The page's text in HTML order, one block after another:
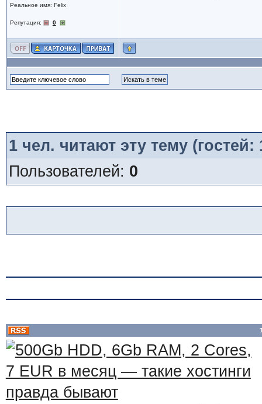
Реальное имя: Felix
Репутация: 0
1чел. читают эту тему
Пользователей: 0